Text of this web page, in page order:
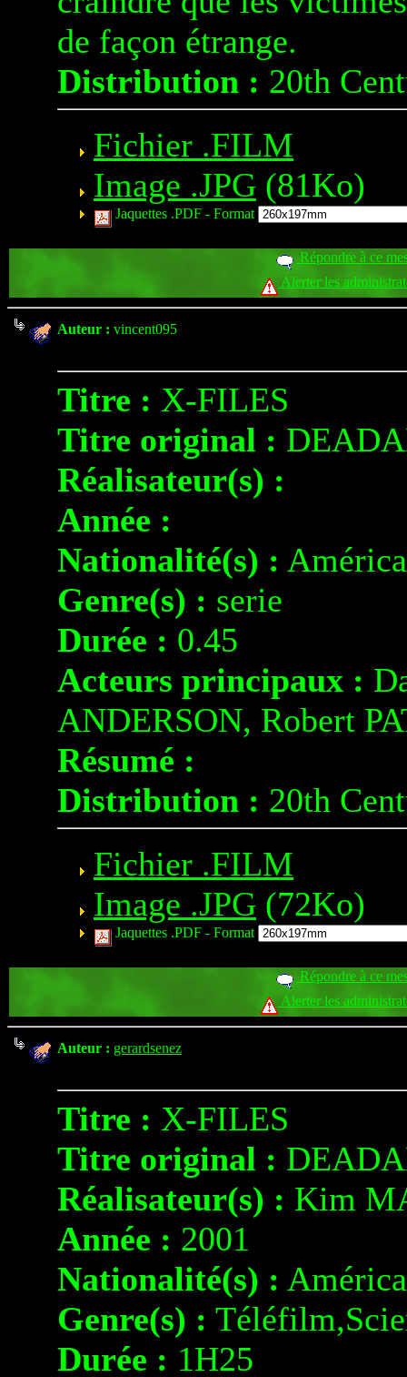
de façon étrange.
Distribution : 20th
Fichier .FILM
Image .JPG (81Ko)
Jaquettes .PDF - Format
Répondre à ce
Alerter les
Auteur : vincent095
Titre : X-FILES
Titre original :
Réalisateur(s) :
Année :
Nationalité(s) :
Genre(s) : serie
Durée : 0.45
Acteurs principaux :
ANDERSON, Robert
Résumé :
Distribution : 20th
Fichier .FILM
Image .JPG (72Ko)
Jaquettes .PDF - Format
Répondre à ce
Alerter les
Auteur : gerardsenez
Titre : X-FILES
Titre original :
Réalisateur(s) : Kim
Année : 2001
Nationalité(s) :
Genre(s) :
Durée : 1H25